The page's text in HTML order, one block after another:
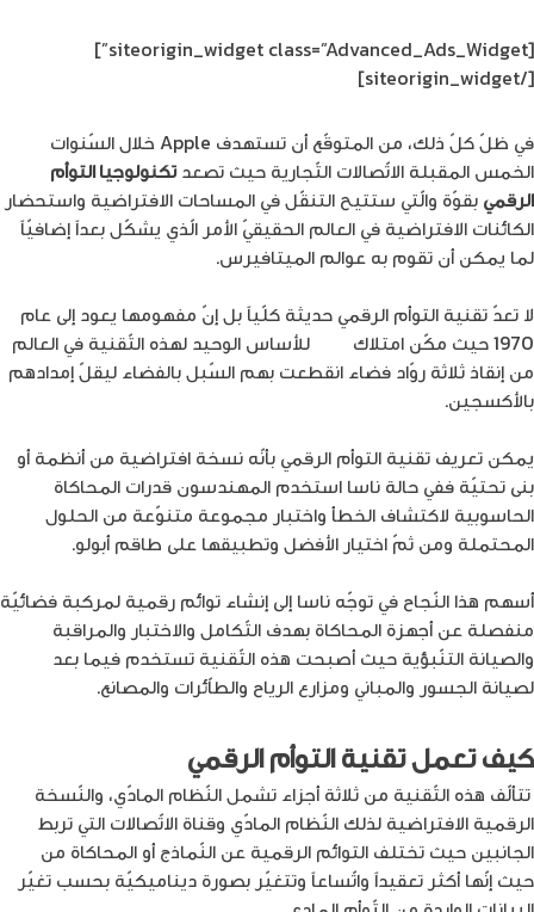
[siteorigin_widget class=”Advanced_Ads_Widget”]
[/siteorigin_widget]
في ظلّ كلّ ذلك، من المتوقّع أن تستهدف Apple خلال السّنوات
الخمس المقبلة الاتّصالات التّجارية حيث تصعدتكنولوجيا التوأم
الرقمي بقوّة والّتي ستتيح التنقّل في المساحات الافتراضية واستحضار
الكائنات الافتراضية في العالم الحقيقيّ الأمر الّذي يشكّل بعداً إضافيّاً
لما يمكن أن تقوم به عوالم الميتافيرس.
لا تعدّ تقنية التوأم الرقمي حديثة كلّياً بل إنّ مفهومها يعود إلى عام
1970 حيث مكّن امتلاك
للأساس الوحيد لهذه التّقنية في العالم
من إنقاذ ثلاثة روّاد فضاء انقطعت بهم السّبل بالفضاء ليقلّ إمدادهم
بالأكسجين.
يمكن تعريف تقنية التوأم الرقمي بأنّه نسخة افتراضية من أنظمة أو
بنى تحتيّة ففي حالة ناسا استخدم المهندسون قدرات المحاكاة
الحاسوبية لاكتشاف الخطأ واختبار مجموعة متنوّعة من الحلول
المحتملة ومن ثمّ اختيار الأفضل وتطبيقها على طاقم أبولو.
أسهم هذا النّجاح في توجّه ناسا إلى إنشاء توائم رقمية لمركبة فضائيّة
منفصلة عن أجهزة المحاكاة بهدف التّكامل والاختبار والمراقبة
والصيانة التنّبؤية حيث أصبحت هذه التّقنية تستخدم فيما بعد
لصيانة الجسور والمباني ومزارع الرياح والطاّئرات والمصانع.
كيف تعمل تقنية التوأم الرقمي
تتألّف هذه التّقنية من ثلاثة أجزاء تشمل النّظام المادّي، والنّسخة
الرقمية الافتراضية لذلك النّظام المادّي وقناة الاتّصالات التي تربط
الجانبين حيث تختلف التوائم الرقمية عن النّماذج أو المحاكاة من
حيث إنّها أكثر تعقيداً واتّساعاً وتتغيّر بصورة ديناميكيّة بحسب تغيّر